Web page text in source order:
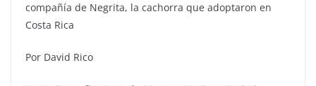
compañía de Negrita, la cachorra que adoptaron en
Costa Rica
Por David Rico